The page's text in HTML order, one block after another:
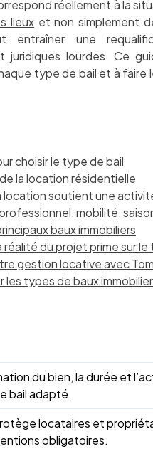
réellement à la
lieux et non simplement
entraîner une
juridiques lourdes. Ce
type de bail et à faire
choisir le type de bail
la location résidentielle
location soutient une
mobilité,
baux immobiliers
du projet prime sur le
gestion locative avec
types de baux
du bien, la durée et
bail adapté.
locataires et
obligatoires.